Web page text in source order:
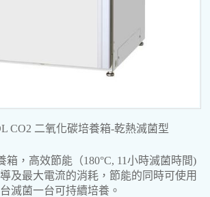
CO2 二氧化碳培養箱-乾熱滅菌型
箱，高效節能（180°C, 11小時滅菌時間)
及最大電流的消耗，節能的同時可使用
滅菌一台可持續培養。